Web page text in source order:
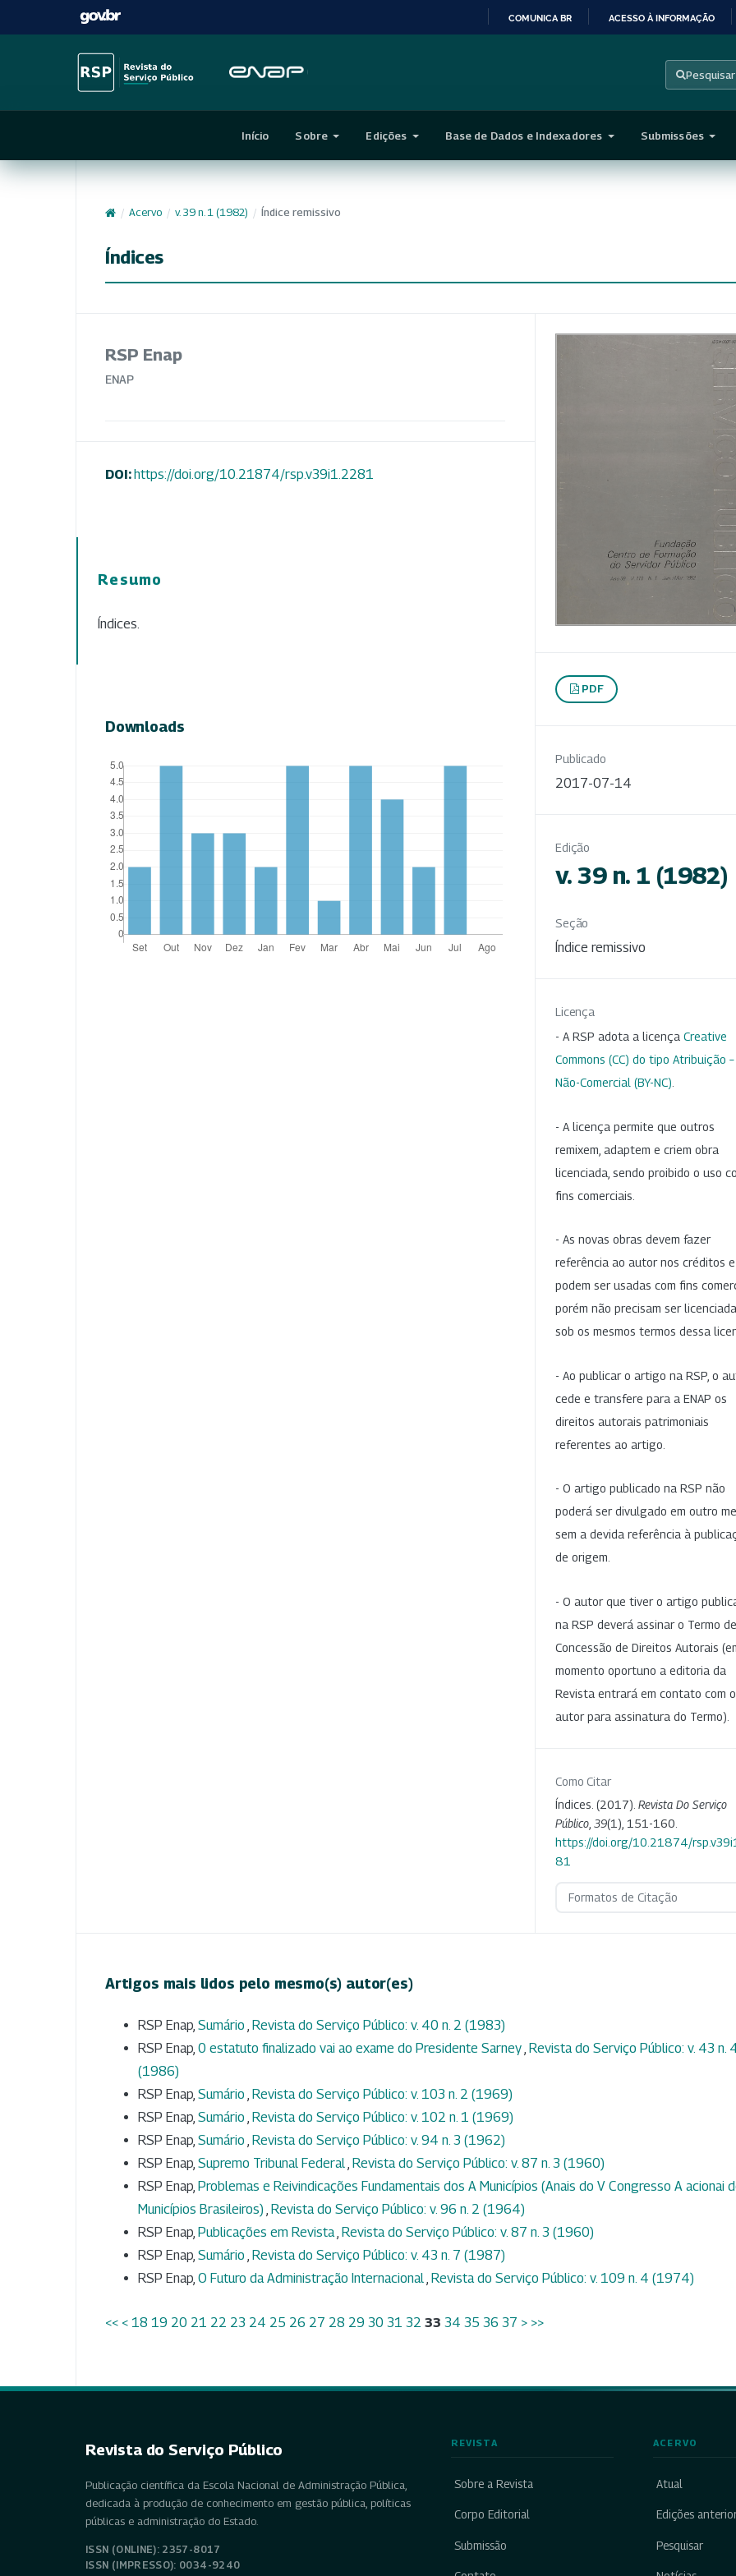
CONTEÚDO
COMUNICA BR ACESSO À INFORMAÇÃO
Pesquisar
Início Sobre Edições Base de Dados e Indexadores Submissões
/ Acervo / v. 39 n. 1 (1982) / Índice remissivo
Índices
RSP Enap
ENAP
DOI:https://doi.org/10.21874/rsp.v39i1.2281
Resumo
Índices.
Downloads
PDF
Publicado
2017-07-14
Edição
v. 39 n. 1 (1982)
Seção
Índice remissivo
Licença
- A RSP adota a licença Creative
Commons (CC) do tipo Atribuição –
Não-Comercial (BY-NC)
- A licença permite que outros
remixem, adaptem e criem obra
licenciada, sendo proibido o uso
fins comerciais.
- As novas obras devem fazer
referência ao autor nos créditos
podem ser usadas com fins
porém não precisam ser
sob os mesmos termos dessa
- Ao publicar o artigo na RSP, o
cede e transfere para a ENAP os
direitos autorais patrimoniais
referentes ao artigo.
- O artigo publicado na RSP não
poderá ser divulgado em outro
sem a devida referência à
de origem.
- O autor que tiver o artigo
na RSP deverá assinar o Termo de
Concessão de Direitos Autorais
momento oportuno a editoria da
Revista entrará em contato com o
autor para assinatura do Termo).
Como Citar
Índices. (2017). Revista Do Serviço
Público 39(1), 151-160.
https://doi.org/10.21874/
81
Formatos de Citação
Artigos mais lidos pelo mesmo(s) autor(es)
RSP Enap, Sumário , Revista do Serviço Público: v. 40 n. 2 (1983)
RSP Enap, 0 estatuto finalizado vai ao exame do Presidente Sarney, Revista do Serviço Público: v. 43 n.
(1986)
RSP Enap, Sumário , Revista do Serviço Público: v. 103 n. 2 (1969)
RSP Enap, Sumário , Revista do Serviço Público: v. 102 n. 1 (1969)
RSP Enap, Sumário , Revista do Serviço Público: v. 94 n. 3 (1962)
RSP Enap, Supremo Tribunal Federal, Revista do Serviço Público: v. 87 n. 3 (1960)
RSP Enap, Problemas e Reivindicações Fundamentais dos A Municípios (Anais do V Congresso A acionai
Municípios Brasileiros) , Revista do Serviço Público: v. 96 n. 2 (1964)
RSP Enap, Publicações em Revista, Revista do Serviço Público: v. 87 n. 3 (1960)
RSP Enap, Sumário , Revista do Serviço Público: v. 43 n. 7 (1987)
RSP Enap, O Futuro da Administração Internacional, Revista do Serviço Público: v. 109 n. 4 (1974)
<< < 18 19 20 21 22 23 24 25 26 27 28 29 30 31 32 33 34 35 36 37 > >>
Revista do Serviço Público
Publicação científica da Escola Nacional de Administração Pública,
dedicada à produção de conhecimento em gestão pública, políticas
públicas e administração do Estado.
ISSN (ONLINE): 2357-8017
ISSN (IMPRESSO): 0034-9240
REVISTA
Sobre a Revista
Corpo Editorial
Submissão
ACERVO
Atual
Edições
Pesquisar